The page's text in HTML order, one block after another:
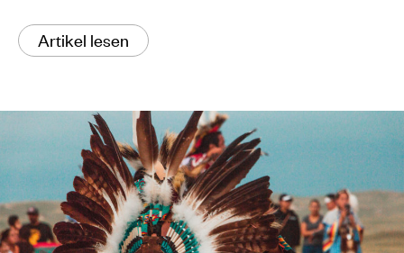
Artikel lesen